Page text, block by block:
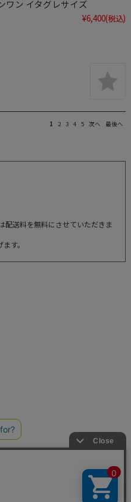
ワン イタグレサイズ
¥6,400(税込)
1 2 3 4 5 次へ 最後へ
送料を無料にさせていただきま
す。